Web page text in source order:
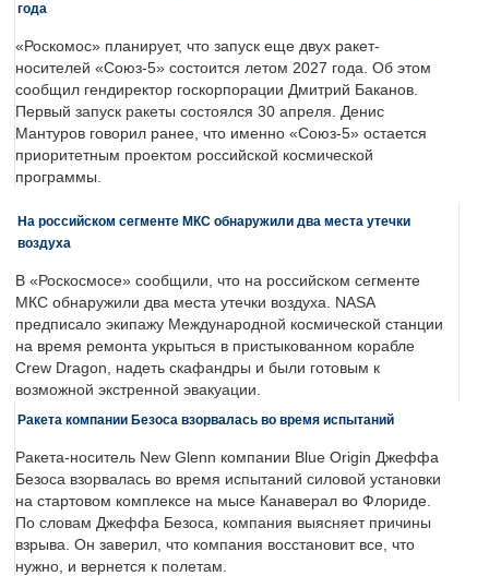
года
«Роскомос» планирует, что запуск еще двух ракет-
носителей «Союз-5» состоится летом 2027 года. Об этом
сообщил гендиректор госкорпорации Дмитрий Баканов.
Первый запуск ракеты состоялся 30 апреля. Денис
Мантуров говорил ранее, что именно «Союз-5» остается
приоритетным проектом российской космической
программы.
На российском сегменте МКС обнаружили два места утечки
воздуха
В «Роскосмосе» сообщили, что на российском сегменте
МКС обнаружили два места утечки воздуха. NASA
предписало экипажу Международной космической станции
на время ремонта укрыться в пристыкованном корабле
Crew Dragon, надеть скафандры и были готовым к
возможной экстренной эвакуации.
Ракета компании Безоса взорвалась во время испытаний
Ракета-носитель New Glenn компании Blue Origin Джеффа
Безоса взорвалась во время испытаний силовой установки
на стартовом комплексе на мысе Канаверал во Флориде.
По словам Джеффа Безоса, компания выясняет причины
взрыва. Он заверил, что компания восстановит все, что
нужно, и вернется к полетам.